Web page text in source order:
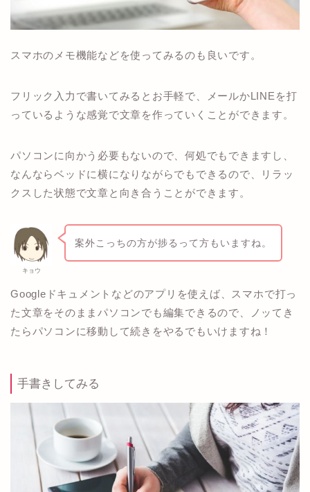
スマホのメモ機能などを使ってみるのも良いです。
フリック入力で書いてみるとお手軽で、メールかLINEを打
っているような感覚で文章を作っていくことができます。
パソコンに向かう必要もないので、何処でもできますし、
なんならベッドに横になりながらでもできるので、リラッ
クスした状態で文章と向き合うことができます。
キョウ
案外こっちの方が捗るって方もいますね。
Googleドキュメントなどのアプリを使えば、スマホで打っ
た文章をそのままパソコンでも編集できるので、ノッてき
たらパソコンに移動して続きをやるでもいけますね！
手書きしてみる